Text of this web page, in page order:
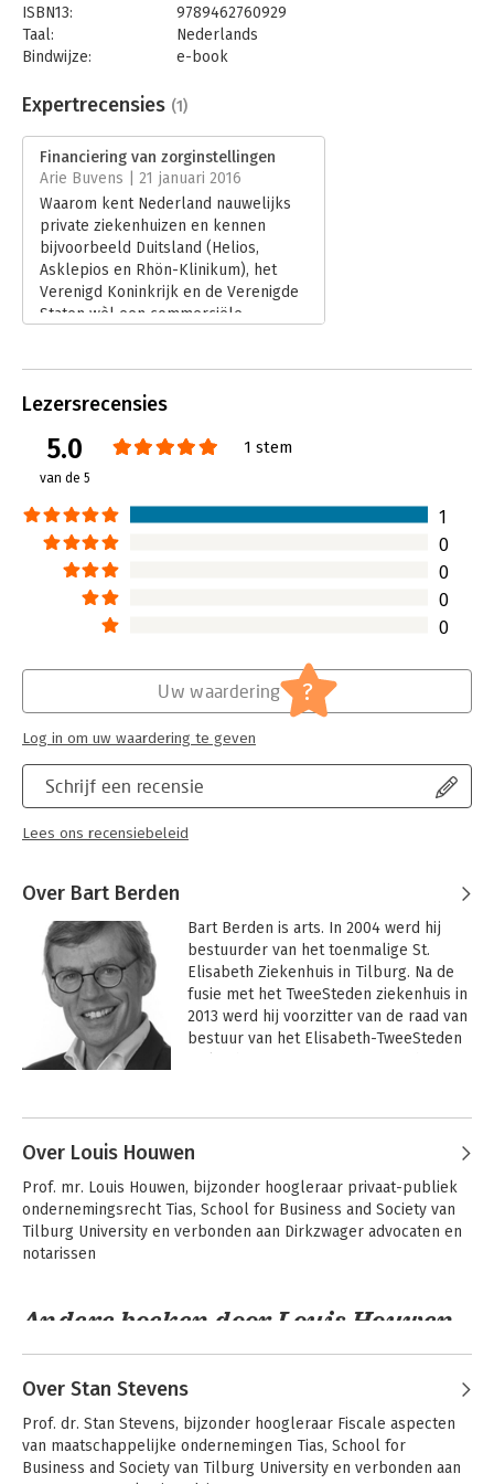
ISBN13:
9789462760929
Taal:
Nederlands
Bindwijze:
e-book
Bestandsformaat:
epub
Uitgever:
Boom
Druk:
1
Verschijningsdatum:
5-1-2016
Hoofdrubriek: Financieel management
Expertrecensies (1)
Financiering van zorginstellingen
Arie Buvens | 21 januari 2016
Waarom kent Nederland nauwelijks
private ziekenhuizen en kennen
bijvoorbeeld Duitsland (Helios,
Asklepios en Rhön-Klinikum), het
Verenigd Koninkrijk en de Verenigde
Staten wèl een commerciële
waarom weer sleutelen aan ons
dan nationaal, terecht wordt
geprezen vanwege zijn hoge
Bespiegelingen op deze vragen staan
in 19 hoofdstukken te lezen,
het terrein van de financiering van
ziekenhuizen.
Lees verder
Lezersrecensies
5.0
van de 5
1 stem
1
0
0
0
0
Schrijf een recensie
Lees ons recensiebeleid
Uw waardering ?
Log in om uw waardering te geven
Over Bart Berden
Bart Berden is arts. In 2004 werd hij
bestuurder van het toenmalige St.
Elisabeth Ziekenhuis in Tilburg. Na de
fusie met het TweeSteden ziekenhuis in
2013 werd hij voorzitter van de raad van
bestuur van het Elisabeth-TweeSteden
School. Sinds eind 2019 is hij bijzonder
aan de Radboud Universiteit/het
Radboudumc. Hij is voorzitter van het
Regionaal Overleg Acute Zorg in
Financiering van
Over Louis Houwen
Prof. mr. Louis Houwen, bijzonder hoogleraar privaat-publiek
ondernemingsrecht Tias, School for Business and Society van
Tilburg University en verbonden aan Dirkzwager advocaten en
notarissen
Andere boeken door Louis Houwen
Over Stan Stevens
Prof. dr. Stan Stevens, bijzonder hoogleraar Fiscale aspecten
van maatschappelijke ondernemingen Tias, School for
Business and Society van Tilburg University en verbonden aan